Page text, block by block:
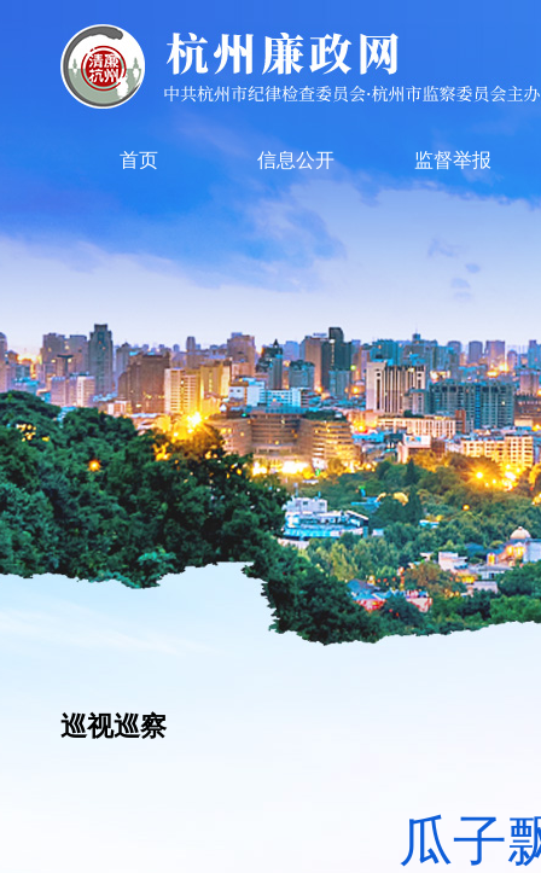
首页 信息公开 监督举报
巡视巡察
瓜子